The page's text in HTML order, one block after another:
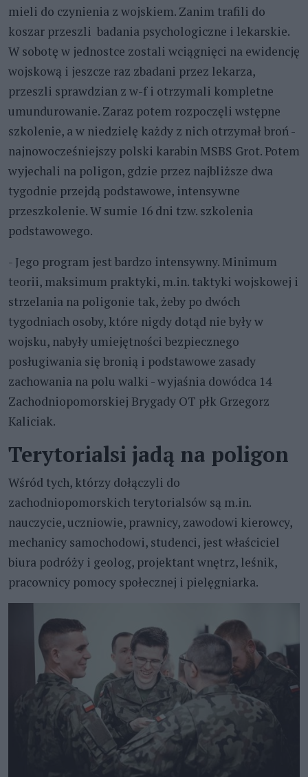
mieli do czynienia z wojskiem. Zanim trafili do
koszar przeszli badania psychologiczne i lekarskie.
W sobotę w jednostce zostali wciągnięci na ewidencję
wojskową i jeszcze raz zbadani przez lekarza,
przeszli sprawdzian z w-f i otrzymali kompletne
umundurowanie. Zaraz potem rozpoczęli wstępne
szkolenie, a w niedzielę każdy z nich otrzymał broń -
najnowocześniejszy polski karabin MSBS Grot. Potem
wyjechali na poligon, gdzie przez najbliższe dwa
tygodnie przejdą podstawowe, intensywne
przeszkolenie. W sumie 16 dni tzw. szkolenia
podstawowego.
- Jego program jest bardzo intensywny. Minimum
teorii, maksimum praktyki, m.in. taktyki wojskowej i
strzelania na poligonie tak, żeby po dwóch
tygodniach osoby, które nigdy dotąd nie były w
wojsku, nabyły umiejętności bezpiecznego
posługiwania się bronią i podstawowe zasady
zachowania na polu walki - wyjaśnia dowódca 14
Zachodniopomorskiej Brygady OT płk Grzegorz
Kaliciak.
Terytorialsi jadą na poligon
Wśród tych, którzy dołączyli do
zachodniopomorskich terytorialsów są m.in.
nauczycie, uczniowie, prawnicy, zawodowi kierowcy,
mechanicy samochodowi, studenci, jest właściciel
biura podróży i geolog, projektant wnętrz, leśnik,
pracownicy pomocy społecznej i pielęgniarka.